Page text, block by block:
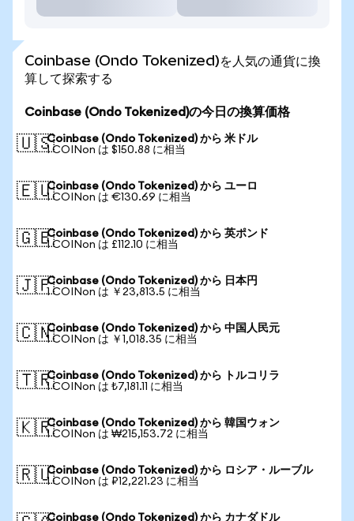
Coinbase (Ondo Tokenized)を人気の通貨に換
算して探索する
Coinbase (Ondo Tokenized)の今日の換算価格
🇺🇸Coinbase (Ondo Tokenized) から 米ドル
1 COINon は $150.88 に相当
🇪🇺Coinbase (Ondo Tokenized) から ユーロ
1 COINon は €130.69 に相当
🇬🇧Coinbase (Ondo Tokenized) から 英ポンド
1 COINon は £112.10 に相当
🇯🇵Coinbase (Ondo Tokenized) から 日本円
1 COINon は ￥23,813.5 に相当
🇨🇳Coinbase (Ondo Tokenized) から 中国人民元
1 COINon は ￥1,018.35 に相当
🇹🇷Coinbase (Ondo Tokenized) から トルコリラ
1 COINon は ₺7,181.11 に相当
🇰🇷Coinbase (Ondo Tokenized) から 韓国ウォン
1 COINon は ₩215,153.72 に相当
🇷🇺Coinbase (Ondo Tokenized) から ロシア・ルーブル
1 COINon は ₽12,221.23 に相当
Coinbase (Ondo Tokenized) から カナダドル